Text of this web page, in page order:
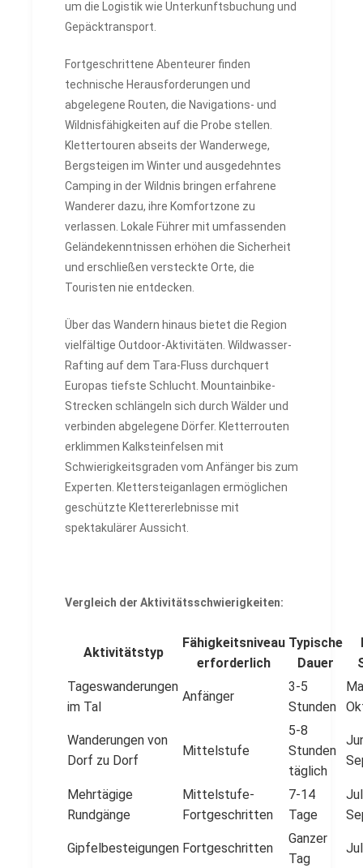
um die Logistik wie Unterkunftsbuchung und
Gepäcktransport.
Fortgeschrittene Abenteurer finden
technische Herausforderungen und
abgelegene Routen, die Navigations- und
Wildnisfähigkeiten auf die Probe stellen.
Klettertouren abseits der Wanderwege,
Bergsteigen im Winter und ausgedehntes
Camping in der Wildnis bringen erfahrene
Wanderer dazu, ihre Komfortzone zu
verlassen. Lokale Führer mit umfassenden
Geländekenntnissen erhöhen die Sicherheit
und erschließen versteckte Orte, die
Touristen nie entdecken.
Über das Wandern hinaus bietet die Region
vielfältige Outdoor-Aktivitäten. Wildwasser-
Rafting auf dem Tara-Fluss durchquert
Europas tiefste Schlucht. Mountainbike-
Strecken schlängeln sich durch Wälder und
verbinden abgelegene Dörfer. Kletterrouten
erklimmen Kalksteinfelsen mit
Schwierigkeitsgraden vom Anfänger bis zum
Experten. Klettersteiganlagen ermöglichen
geschützte Klettererlebnisse mit
spektakulärer Aussicht.
Vergleich der Aktivitätsschwierigkeiten:
Aktivitätstyp
Fähigkeitsniveau
erforderlich
Typische
Dauer
Tageswanderungen
im Tal
Anfänger
3-5
Stunden
Wanderungen von
Dorf zu Dorf
Mittelstufe
5-8
Stunden
täglich
Mehrtägige
Rundgänge
Mittelstufe-
Fortgeschritten
7-14
Tage
Gipfelbesteigungen Fortgeschritten
Ganzer
Tag